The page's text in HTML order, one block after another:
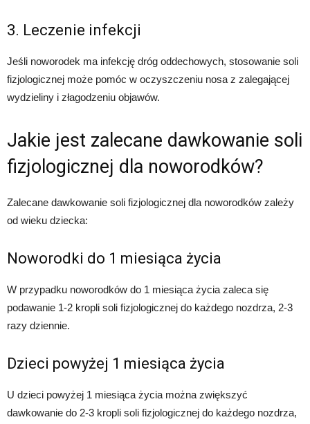
3. Leczenie infekcji
Jeśli noworodek ma infekcję dróg oddechowych, stosowanie soli
fizjologicznej może pomóc w oczyszczeniu nosa z zalegającej
wydzieliny i złagodzeniu objawów.
Jakie jest zalecane dawkowanie soli
fizjologicznej dla noworodków?
Zalecane dawkowanie soli fizjologicznej dla noworodków zależy
od wieku dziecka:
Noworodki do 1 miesiąca życia
W przypadku noworodków do 1 miesiąca życia zaleca się
podawanie 1-2 kropli soli fizjologicznej do każdego nozdrza, 2-3
razy dziennie.
Dzieci powyżej 1 miesiąca życia
U dzieci powyżej 1 miesiąca życia można zwiększyć
dawkowanie do 2-3 kropli soli fizjologicznej do każdego nozdrza,